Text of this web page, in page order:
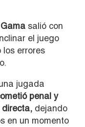
salió con
el juego
los errores
jugada
penal y
directa, dejando
en un momento